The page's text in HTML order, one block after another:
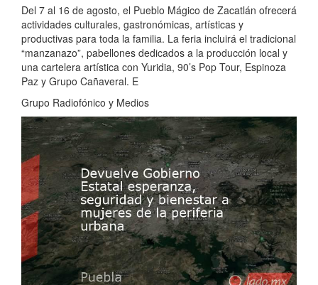
Del 7 al 16 de agosto, el Pueblo Mágico de Zacatlán ofrecerá
actividades culturales, gastronómicas, artísticas y
productivas para toda la familia. La feria incluirá el tradicional
“manzanazo”, pabellones dedicados a la producción local y
una cartelera artística con Yuridia, 90’s Pop Tour, Espinoza
Paz y Grupo Cañaveral. E
Grupo Radiofónico y Medios